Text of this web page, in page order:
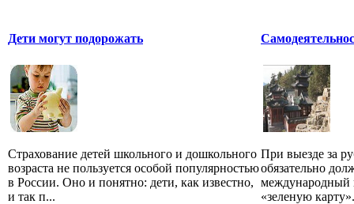
Дети могут подорожать
Страхование детей школьного и дошкольного
возраста не пользуется особой популярностью
в России. Оно и понятно: дети, как известно,
и так п...
При выезде за
обязательно
международный
«зеленую